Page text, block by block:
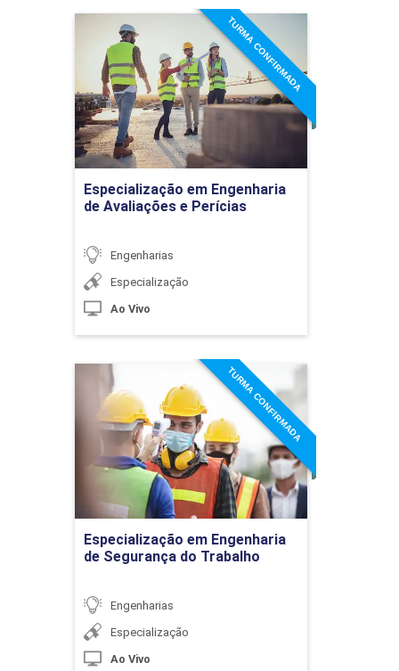
Produtividade na Obra
10h
Apropriação e Controle na Contrução
Aceleração de Projetos e Obras
10h
Métodos Aplicados no Gerenciamento de
Especialização em Engenharia
de Avaliações e Perícias
TURMA CONFIRMADA
Engenharias
Especialização
Ao Vivo
Especialização em
Engenharia de Avaliações e
Perícias
Detalhes do curso
Especialização em Engenharia
de Segurança do Trabalho
TURMA CONFIRMADA
Engenharias
Especialização
Ao Vivo
Especialização em
Engenharia de Segurança
do Trabalho
Detalhes do curso